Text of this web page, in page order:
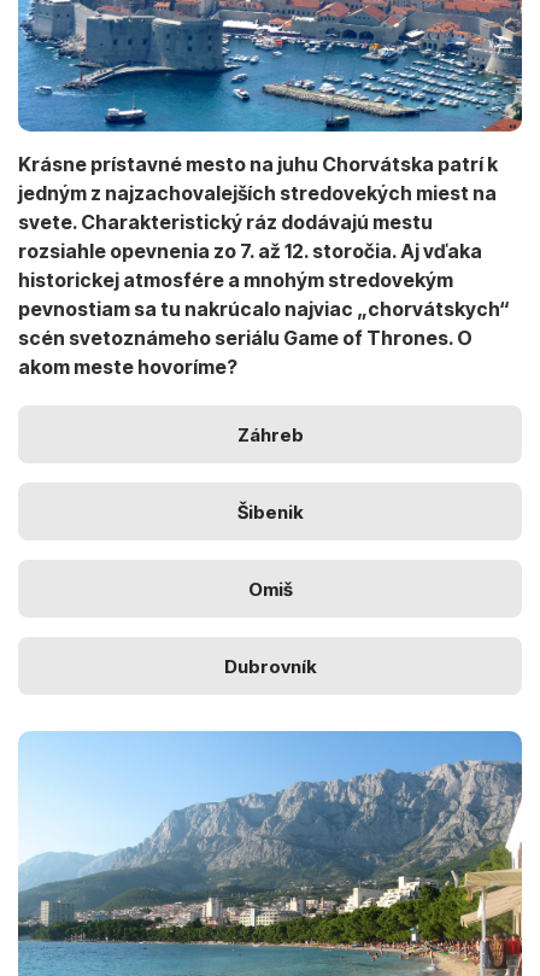
Krásne prístavné mesto na juhu Chorvátska patrí k
jedným z najzachovalejších stredovekých miest na
svete. Charakteristický ráz dodávajú mestu
rozsiahle opevnenia zo 7. až 12. storočia. Aj vďaka
historickej atmosfére a mnohým stredovekým
pevnostiam sa tu nakrúcalo najviac „chorvátskych“
scén svetoznámeho seriálu Game of Thrones. O
akom meste hovoríme?
Záhreb
Šibenik
Omiš
Dubrovník